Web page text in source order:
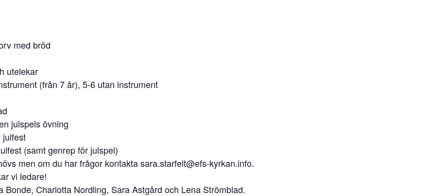
med bröd
utelekar
(från 7 år), 5-6 utan instrument
julspels övning
julfest
(samt genrep för julspel)
men om du har frågor kontakta sara.starfelt@efs-kyrkan.info.
vi ledare!
Bonde, Charlotta Nordling, Sara Astgård och Lena Strömblad.